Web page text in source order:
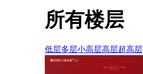
所有楼层
低层多层小高层高层超高层